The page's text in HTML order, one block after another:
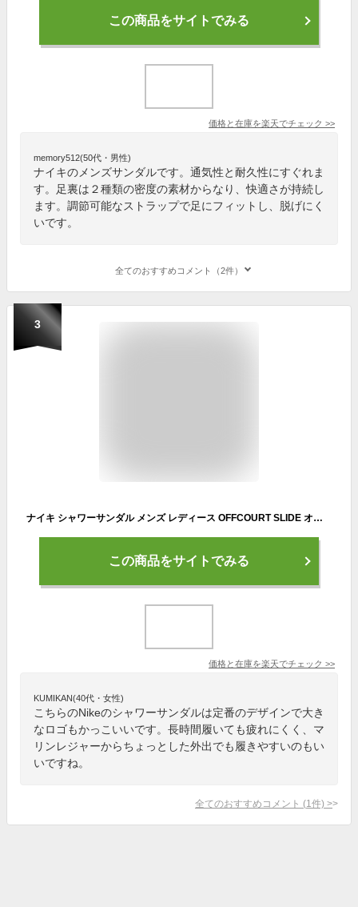
この商品をサイトでみる
価格と在庫を楽天でチェック >>
memory512(50代・男性)
ナイキのメンズサンダルです。通気性と耐久性にすぐれま
す。足裏は２種類の密度の素材からなり、快適さが持続し
ます。調節可能なストラップで足にフィットし、脱げにく
いです。
全てのおすすめコメント（2件）
3
ナイキ シャワーサンダル メンズ レディース OFFCOURT SLIDE オフコート スライド BQ4639-001 NIKE
この商品をサイトでみる
価格と在庫を楽天でチェック >>
KUMIKAN(40代・女性)
こちらのNikeのシャワーサンダルは定番のデザインで大き
なロゴもかっこいいです。長時間履いても疲れにくく、マ
リンレジャーからちょっとした外出でも履きやすいのもい
いですね。
全てのおすすめコメント (1 件) >